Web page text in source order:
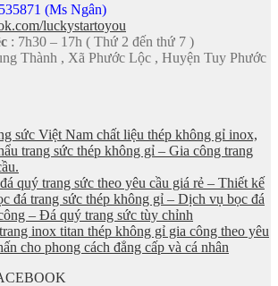
(Ms Ngân)
luckystartoyou
: 7h30 – 17h ( Thứ 2 đến thứ 7 )
Thành , Xã Phước Lộc , Huyện Tuy Phước
sức Việt Nam chất liệu thép không gỉ inox,
trang sức thép không gỉ – Gia công trang
quý trang sức theo yêu cầu giá rẻ – Thiết kế
đá trang sức thép không gỉ – Dịch vụ bọc đá
– Đá quý trang sức tùy chỉnh
inox titan thép không gỉ gia công theo yêu
cho phong cách đẳng cấp và cá nhân